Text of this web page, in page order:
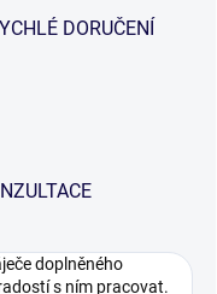
DORUČENÍ
doplněného
s ním pracovat.